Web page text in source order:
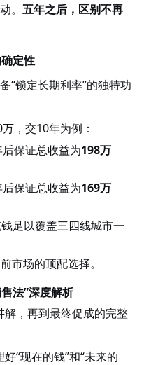
。 五年之后，区别不再
定性
“锁定长期利率”的独特功
，交10年为例：
保证总收益为198万
保证总收益为169万
足以覆盖三四线城市一
市场的顶配选择。
法”深度解析
解，再到最终促成的完整
“现在的钱”和“未来的